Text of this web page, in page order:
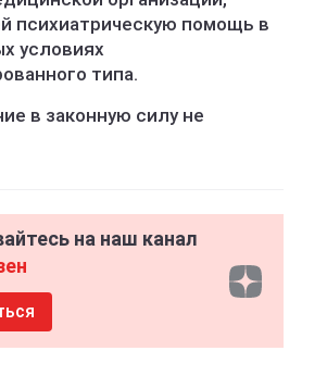
психиатрическую помощь в
условиях
типа.
в законную силу не
на наш канал